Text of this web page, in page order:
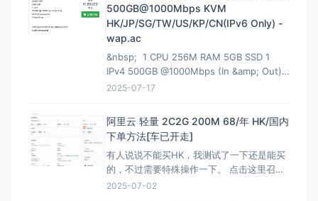
500GB@1000Mbps KVM
HK/JP/SG/TW/US/KP/CN(IPv6 Only) -
wap.ac
&nbsp; 1 CPU 256M RAM 5GB SSD 1
IPv4 500GB @1000Mbps (In &amp; Out)
KVM Virtualization 立即购买 &nbsp; HK
2025-07-17
阿里云 轻量 2C2G 200M 68/年 HK/国内
下单方法[车已开走]
有人说说不能买HK，我测试了一下还是能买
的，不过需要特殊操作一下。 点击这里召唤
神龙，获取HK购买资格链接：注意有AFF，
2025-07-02